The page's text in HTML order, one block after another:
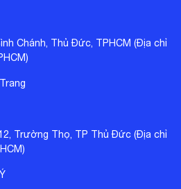
Chánh, Thủ Đức, TPHCM (Địa chỉ
Trường Thọ, TP Thủ Đức (Địa chỉ